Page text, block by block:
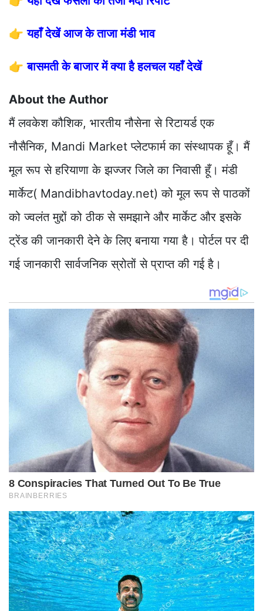
👉यहाँ देखें आज के ताजा मंडी भाव
👉बासमती के बाजार में क्या है हलचल यहाँ देखें
About the Author
मैं लवकेश कौशिक, भारतीय नौसेना से रिटायर्ड एक
नौसैनिक, Mandi Market प्लेटफार्म का संस्थापक हूँ। मैं
मूल रूप से हरियाणा के झज्जर जिले का निवासी हूँ। मंडी
मार्केट( Mandibhavtoday.net) को मूल रूप से पाठकों
को ज्वलंत मुद्दों को ठीक से समझाने और मार्केट और इसके
ट्रेंड की जानकारी देने के लिए बनाया गया है। पोर्टल पर दी
गई जानकारी सार्वजनिक स्रोतों से प्राप्त की गई है।